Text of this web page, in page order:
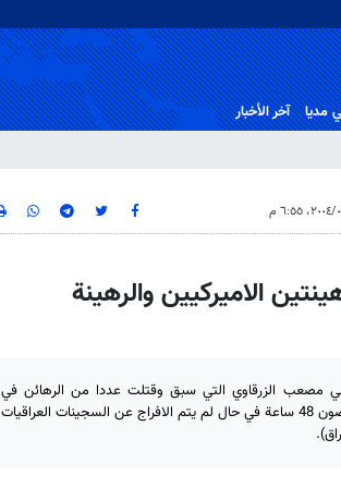
مدیا آخر الأخبار
الاميركيين والرهينة
مصعب الزرقاوي التي سبق وقتلت عددا من الرهائن في
العراق بقتل رهينتين اميركيين ورهينة بريطاني في غضون 48 ساعة في حال لم يتم الافراج عن السجينات العراقيات